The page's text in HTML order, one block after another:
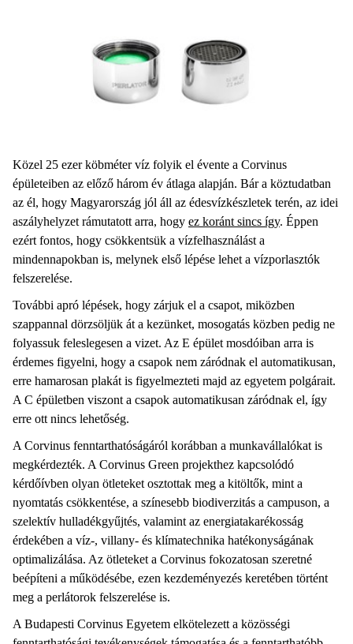
Közel 25 ezer köbméter víz folyik el évente a Corvinus
épületeiben az előző három év átlaga alapján. Bár a köztudatban
az él, hogy Magyarország jól áll az édesvízkészletek terén, az idei
aszályhelyzet rámutatott arra, hogy ez koránt sincs így. Éppen
ezért fontos, hogy csökkentsük a vízfelhasználást a
mindennapokban is, melynek első lépése lehet a vízporlasztók
felszerelése.
További apró lépések, hogy zárjuk el a csapot, miközben
szappannal dörzsöljük át a kezünket, mosogatás közben pedig ne
folyassuk feleslegesen a vizet. Az E épület mosdóiban arra is
érdemes figyelni, hogy a csapok nem záródnak el automatikusan,
erre hamarosan plakát is figyelmezteti majd az egyetem polgárait.
A C épületben viszont a csapok automatikusan záródnak el, így
erre ott nincs lehetőség.
A Corvinus fenntarthatóságáról korábban a munkavállalókat is
megkérdezték. A Corvinus Green projekthez kapcsolódó
kérdőívben olyan ötleteket osztottak meg a kitöltők, mint a
nyomtatás csökkentése, a színesebb biodiverzitás a campuson, a
szelektív hulladékgyűjtés, valamint az energiatakarékosság
érdekében a víz-, villany- és klímatechnika hatékonyságának
optimalizálása. Az ötleteket a Corvinus fokozatosan szeretné
beépíteni a működésébe, ezen kezdeményezés keretében történt
meg a perlátorok felszerelése is.
A Budapesti Corvinus Egyetem elkötelezett a közösségi